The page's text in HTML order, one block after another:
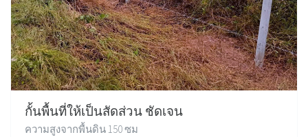
กั้นพื้นที่ให้เป็นสัดส่วน ชัดเจน
ความสูงจากพื้นดิน 150 ซม